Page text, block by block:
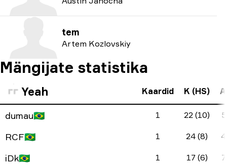
tem
Artem Kozlovskiy
Mängijate statistika
Yeah Kaardid K (HS)
dumau🇧🇷 1 22 (10)
RCF🇧🇷 1 24 (8)
iDk🇧🇷 1 17 (6)